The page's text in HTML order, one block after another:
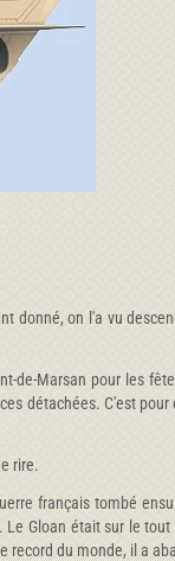
on l'a vu
de-Marsan pour les
détachées. C'est
rire.
français tombé
Gloan était sur le
record du monde, il a